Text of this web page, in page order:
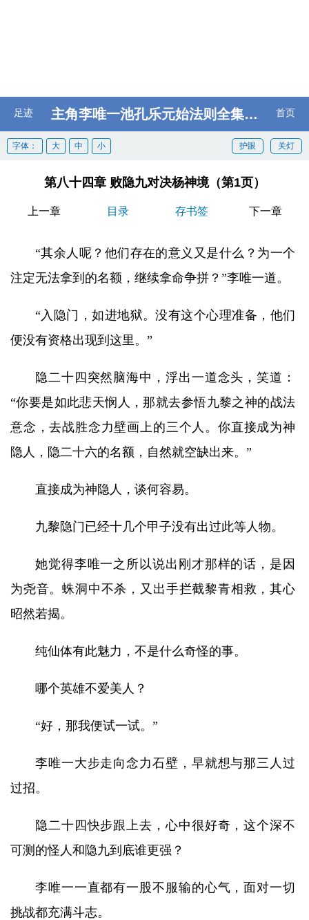
足迹 主角李唯一池孔乐元始法则全集阅读 首页
关灯
护眼
字体： 大 中 小
第八十四章 败隐九对决杨神境（第1页）
上一章 目录 存书签 下一章
“其余人呢？他们存在的意义又是什么？为一个
注定无法拿到的名额，继续拿命争拼？”李唯一道。
“入隐门，如进地狱。没有这个心理准备，他们
便没有资格出现到这里。”
隐二十四突然脑海中，浮出一道念头，笑道：
“你要是如此悲天悯人，那就去参悟九黎之神的战法
意念，去战胜念力壁画上的三个人。你直接成为神
隐人，隐二十六的名额，自然就空缺出来。”
直接成为神隐人，谈何容易。
九黎隐门已经十几个甲子没有出过此等人物。
她觉得李唯一之所以说出刚才那样的话，是因
为尧音。蛛洞中不杀，又出手拦截黎青相救，其心
昭然若揭。
纯仙体有此魅力，不是什么奇怪的事。
哪个英雄不爱美人？
“好，那我便试一试。”
李唯一大步走向念力石壁，早就想与那三人过
过招。
隐二十四快步跟上去，心中很好奇，这个深不
可测的怪人和隐九到底谁更强？
李唯一一直都有一股不服输的心气，面对一切
挑战都充满斗志。